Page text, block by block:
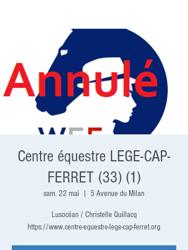
Centre équestre LEGE-CAP-
FERRET (33) (1)
sam. 22 mai 5 Avenue du Milan
Lusocéan / Christelle Quillacq
https://www.centre-equestre-lege-cap-ferret.org